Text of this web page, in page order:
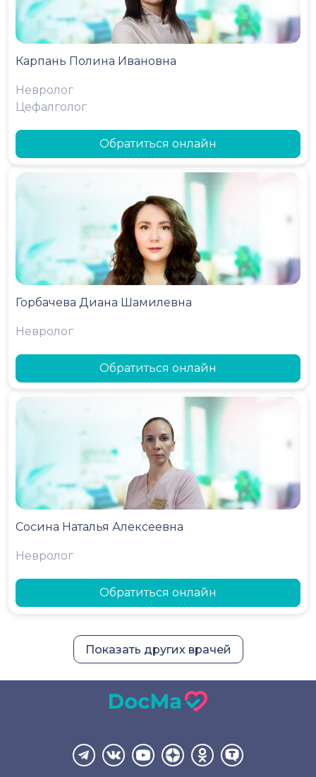
Карпань Полина Ивановна
Невролог
Цефалголог
Обратиться онлайн
Горбачева Диана Шамилевна
Невролог
Обратиться онлайн
Сосина Наталья Алексеевна
Невролог
Обратиться онлайн
Показать других врачей